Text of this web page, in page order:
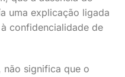
uma explicação ligada
confidencialidade de
não significa que o